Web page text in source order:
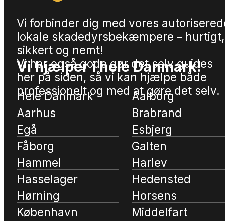
Vi forbinder dig med vores
lokale skadedyrsbekæmpere – hurtigt,
sikkert og nemt!
Vi har også gode gør det selv guides
her på siden, så vi kan hjælpe både
professionelt og med at gøre det selv.
Vi hjælper i hele Danmark!
Hele Danmark
Aalborg
Aarhus
Brabrand
Egå
Esbjerg
Fåborg
Galten
Hammel
Harlev
Hasselager
Hedensted
Hørning
Horsens
København
Middelfart